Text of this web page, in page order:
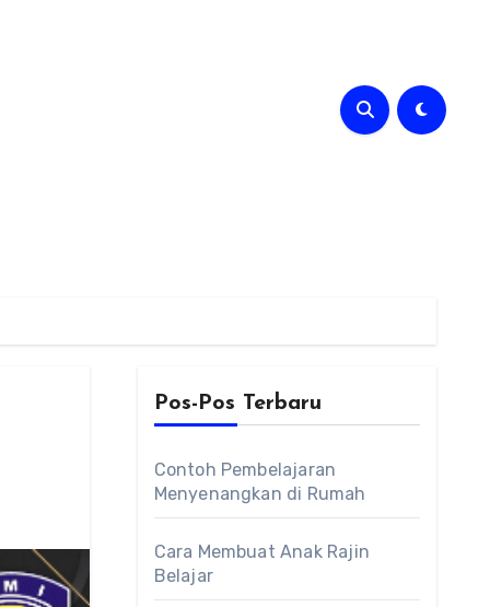
Pos-Pos Terbaru
Contoh Pembelajaran
Menyenangkan di Rumah
Cara Membuat Anak Rajin
Belajar